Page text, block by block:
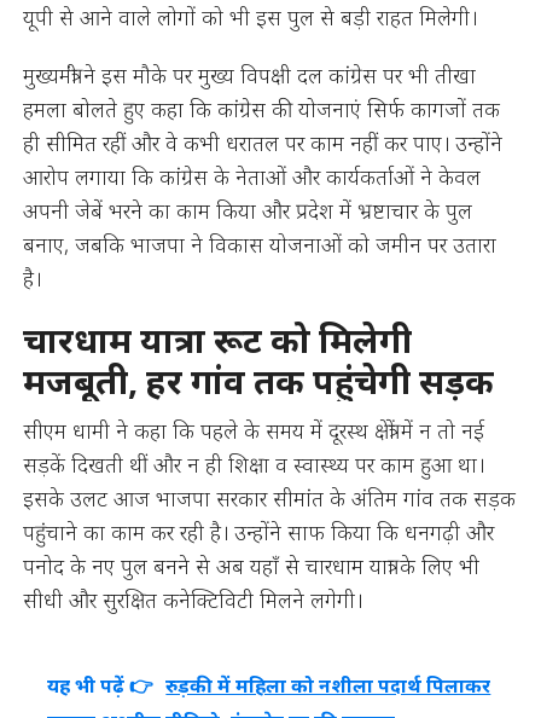
यूपी से आने वाले लोगों को भी इस पुल से बड़ी राहत मिलेगी।
मुख्यमंत्री ने इस मौके पर मुख्य विपक्षी दल कांग्रेस पर भी तीखा
हमला बोलते हुए कहा कि कांग्रेस की योजनाएं सिर्फ कागजों तक
ही सीमित रहीं और वे कभी धरातल पर काम नहीं कर पाए। उन्होंने
आरोप लगाया कि कांग्रेस के नेताओं और कार्यकर्ताओं ने केवल
अपनी जेबें भरने का काम किया और प्रदेश में भ्रष्टाचार के पुल
बनाए, जबकि भाजपा ने विकास योजनाओं को जमीन पर उतारा
है।
चारधाम यात्रा रूट को मिलेगी
मजबूती, हर गांव तक पहुंचेगी सड़क
सीएम धामी ने कहा कि पहले के समय में दूरस्थ क्षेत्रों में न तो नई
सड़कें दिखती थीं और न ही शिक्षा व स्वास्थ्य पर काम हुआ था।
इसके उलट आज भाजपा सरकार सीमांत के अंतिम गांव तक सड़क
पहुंचाने का काम कर रही है। उन्होंने साफ किया कि धनगढ़ी और
पनोद के नए पुल बनने से अब यहाँ से चारधाम यात्रा के लिए भी
सीधी और सुरक्षित कनेक्टिविटी मिलने लगेगी।
यह भी पढ़ें 👉 रुड़की में महिला को नशीला पदार्थ पिलाकर